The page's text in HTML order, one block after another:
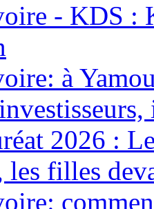
- KDS :
à
2026 :
les filles